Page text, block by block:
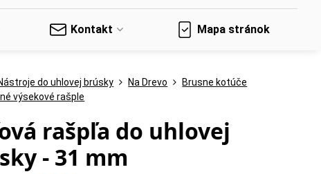
Kontakt Mapa stránok
do uhlovej brúsky Na Drevo
Brusne kotúče
výsekové rašple
rašpľa do uhlovej
- 31 mm